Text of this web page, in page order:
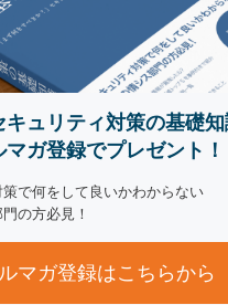
ュリティ対策の基礎知
マガ登録でプレゼント！
で何をして良いかわからない
の方必見！
マガ登録はこちらから